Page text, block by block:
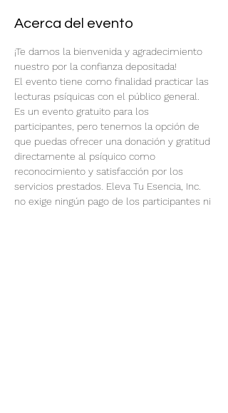
Acerca del evento
¡Te damos la bienvenida y agradecimiento
nuestro por la confianza depositada!
El evento tiene como finalidad practicar las
lecturas psíquicas con el público general.
Es un evento gratuito para los
participantes, pero tenemos la opción de
que puedas ofrecer una donación y gratitud
directamente al psíquico como
reconocimiento y satisfacción por los
servicios prestados. Eleva Tu Esencia, Inc.
no exige ningún pago de los participantes ni